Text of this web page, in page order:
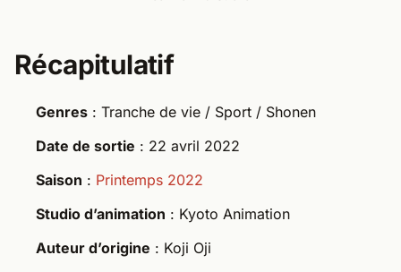
Récapitulatif
Genres : Tranche de vie / Sport / Shonen
Date de sortie : 22 avril 2022
Saison : Printemps 2022
Studio d’animation : Kyoto Animation
Auteur d’origine : Koji Oji